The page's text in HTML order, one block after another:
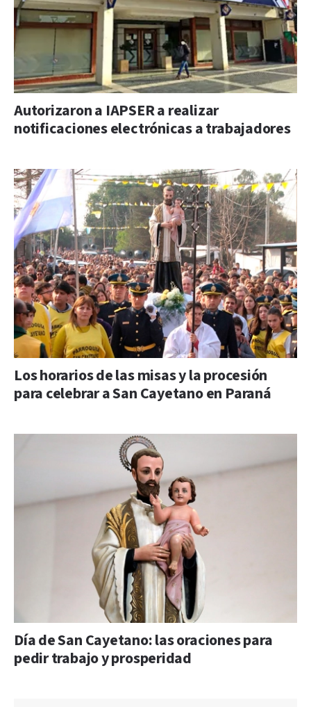
Autorizaron a IAPSER a realizar
notificaciones electrónicas a trabajadores
Los horarios de las misas y la procesión
para celebrar a San Cayetano en Paraná
Día de San Cayetano: las oraciones para
pedir trabajo y prosperidad